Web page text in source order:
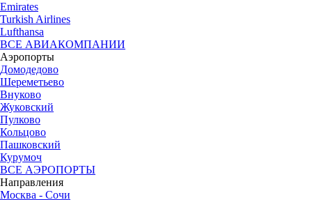
Emirates
Turkish Airlines
Lufthansa
ВСЕ АВИАКОМПАНИИ
Аэропорты
Домодедово
Шереметьево
Внуково
Жуковский
Пулково
Кольцово
Пашковский
Курумоч
ВСЕ АЭРОПОРТЫ
Направления
Москва - Сочи